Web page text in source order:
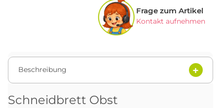
Frage zum Artikel
Kontakt aufnehmen
Beschreibung
Schneidbrett Obst